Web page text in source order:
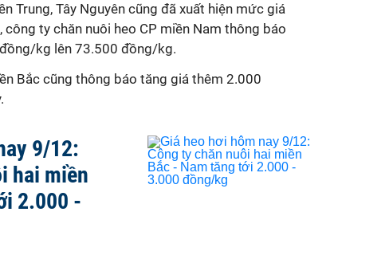
Trung, Tây Nguyên cũng đã xuất hiện mức giá
ty chăn nuôi heo CP miền Nam thông báo
kg lên 73.500 đồng/kg.
Bắc cũng thông báo tăng giá thêm 2.000
9/12:
hai miền
2.000 -